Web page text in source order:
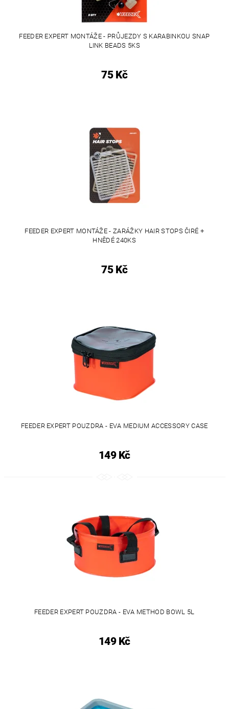
FEEDER EXPERT MONTÁŽE - PRŮJEZDY S KARABINKOU SNAP
LINK BEADS 5KS
75 Kč
FEEDER EXPERT MONTÁŽE - ZARÁŽKY HAIR STOPS ČIRÉ +
HNĚDÉ 240KS
75 Kč
FEEDER EXPERT POUZDRA - EVA MEDIUM ACCESSORY CASE
149 Kč
FEEDER EXPERT POUZDRA - EVA METHOD BOWL 5L
149 Kč